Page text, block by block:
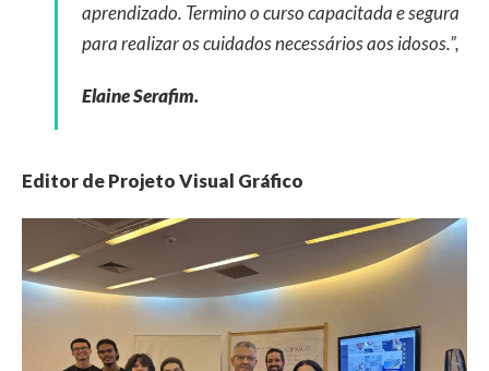
aprendizado. Termino o curso capacitada e segura
para realizar os cuidados necessários aos idosos.”,
Elaine Serafim.
Editor de Projeto Visual Gráfico